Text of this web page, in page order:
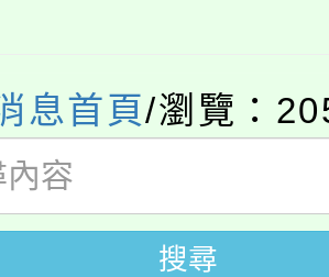
。
至27日，桃園電
桃園市運動會8/
及游泳池舉行。
低收入戶享有免
優惠，中低收入戶
自造教育及科技
息首頁/瀏覽：
搜尋